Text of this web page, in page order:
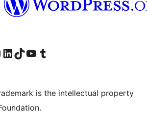
Instagram account
Visit our LinkedIn account
造訪我們的 TikTok 帳號Visit our YouTube channel
造訪我們的 Tumblr 帳號
is the intellectual property